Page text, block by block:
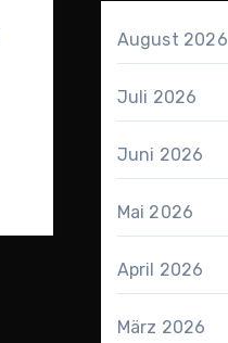
August 2026
Juli 2026
Juni 2026
Mai 2026
April 2026
März 2026